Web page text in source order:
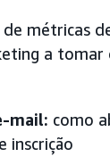
métricas
a
mail: como
inscrição